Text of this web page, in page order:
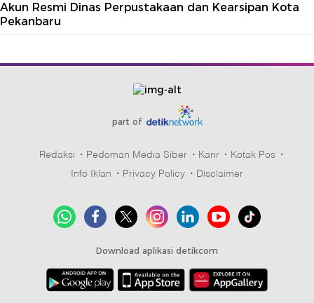
Akun Resmi Dinas Perpustakaan dan Kearsipan Kota
Pekanbaru
part of
Redaksi Pedoman Media Siber Karir
Kotak Pos
Info Iklan
Privacy Policy Disclaimer
Download aplikasi detikcom